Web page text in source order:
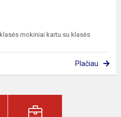
mokiniai kartu su klasės
Plačiau